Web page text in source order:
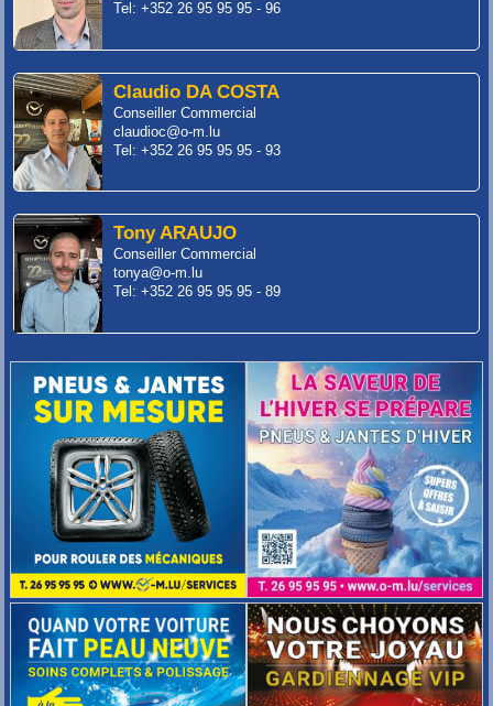
Tel: +352 26 95 95 95 - 96
Claudio DA COSTA
Conseiller Commercial
claudioc@o-m.lu
Tel: +352 26 95 95 95 - 93
Tony ARAUJO
Conseiller Commercial
tonya@o-m.lu
Tel: +352 26 95 95 95 - 89